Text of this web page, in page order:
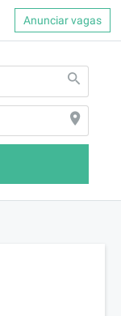
Anunciar vagas